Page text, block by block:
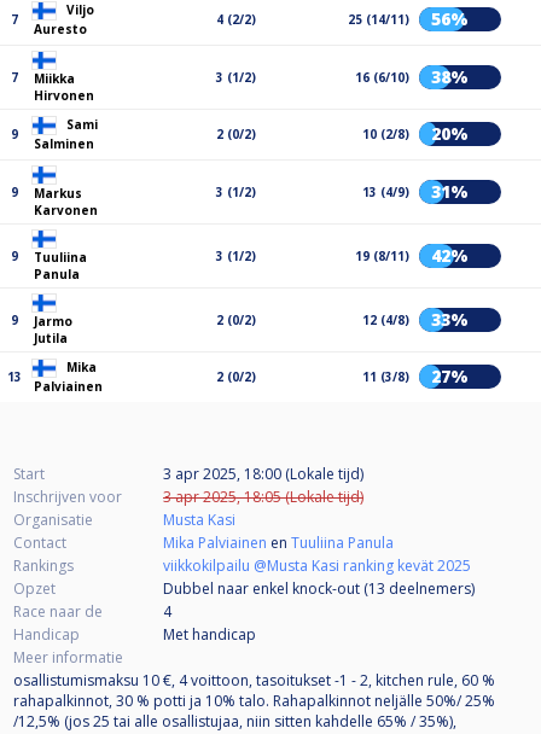
7
Viljo
Auresto
4 (2/2) 25 (14/11) 56%
7
Miikka
Hirvonen
3 (1/2) 16 (6/10) 38%
9
Sami
Salminen
2 (0/2) 10 (2/8) 20%
9
Markus
Karvonen
3 (1/2) 13 (4/9) 31%
9
Tuuliina
Panula
3 (1/2) 19 (8/11) 42%
9
Jarmo
Jutila
2 (0/2) 12 (4/8) 33%
13
Mika
Palviainen
2 (0/2) 11 (3/8) 27%
Start
3 apr 2025, 18:00 (Lokale tijd)
Inschrijven voor
3 apr 2025, 18:05 (Lokale tijd)
Organisatie
Musta Kasi
Contact
Mika Palviainen en Tuuliina Panula
Rankings
viikkokilpailu @Musta Kasi ranking kevät 2025
Opzet
Dubbel naar enkel knock-out (13 deelnemers)
Race naar de
4
Handicap
Met handicap
Meer informatie
osallistumismaksu 10 €, 4 voittoon, tasoitukset -1 - 2, kitchen rule, 60 %
rahapalkinnot, 30 % potti ja 10% talo. Rahapalkinnot neljälle 50%/ 25%
/12,5% (jos 25 tai alle osallistujaa, niin sitten kahdelle 65% / 35%),